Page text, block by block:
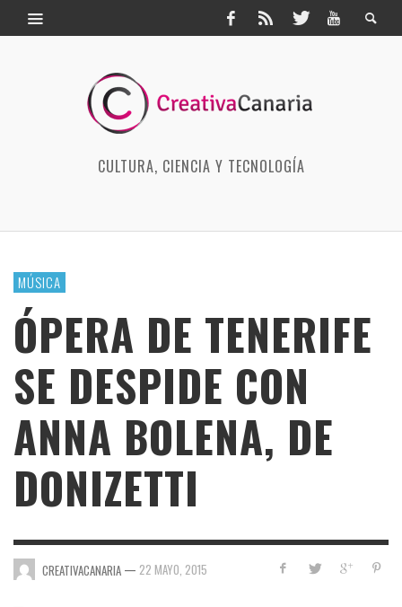
CULTURA, CIENCIA Y TECNOLOGÍA
MÚSICA
ÓPERA DE TENERIFE
SE DESPIDE CON
ANNA BOLENA, DE
DONIZETTI
CREATIVACANARIA — 22 MAYO, 2015